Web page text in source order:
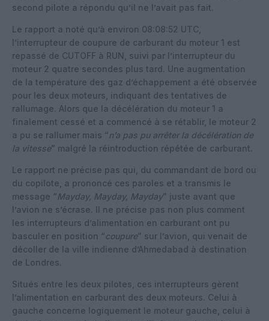
second pilote a répondu qu’il ne l’avait pas fait.
Le rapport a noté qu’à environ 08:08:52 UTC,
l’interrupteur de coupure de carburant du moteur 1 est
repassé de CUTOFF à RUN, suivi par l’interrupteur du
moteur 2 quatre secondes plus tard. Une augmentation
de la température des gaz d’échappement a été observée
pour les deux moteurs, indiquant des tentatives de
rallumage. Alors que la décélération du moteur 1 a
finalement cessé et a commencé à se rétablir, le moteur 2
a pu se rallumer mais “n’a pas pu arrêter la décélération de
la vitesse” malgré la réintroduction répétée de carburant.
Le rapport ne précise pas qui, du commandant de bord ou
du copilote, a prononcé ces paroles et a transmis le
message “Mayday, Mayday, Mayday” juste avant que
l’avion ne s’écrase. Il ne précise pas non plus comment
les interrupteurs d’alimentation en carburant ont pu
basculer en position “coupure” sur l’avion, qui venait de
décoller de la ville indienne d’Ahmedabad à destination
de Londres.
Situés entre les deux pilotes, ces interrupteurs gèrent
l’alimentation en carburant des deux moteurs. Celui à
gauche concerne logiquement le moteur gauche, celui à